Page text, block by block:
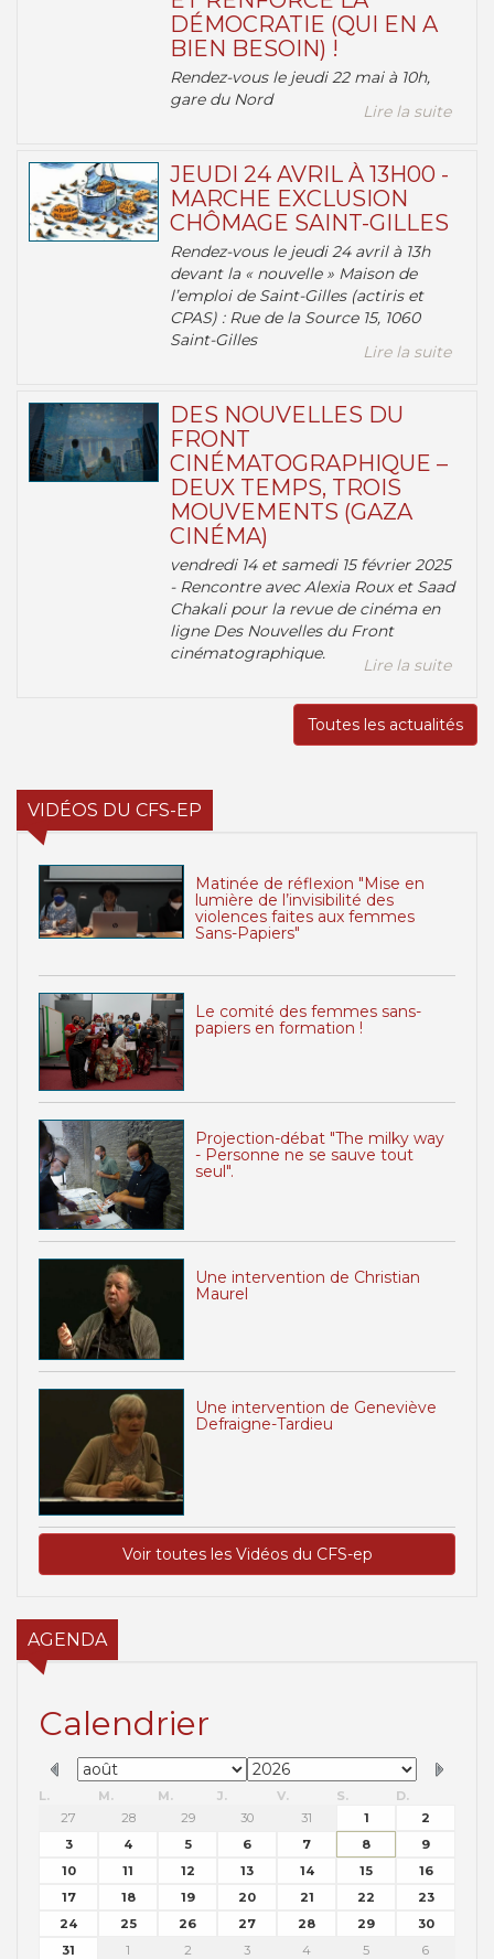
DÉMOCRATIE (QUI EN A
BIEN BESOIN) !
Rendez-vous le jeudi 22 mai à 10h,
gare du Nord
Lire la suite
JEUDI 24 AVRIL À 13H00 -
MARCHE EXCLUSION
CHÔMAGE SAINT-GILLES
Rendez-vous le jeudi 24 avril à 13h
devant la « nouvelle » Maison de
l’emploi de Saint-Gilles (actiris et
CPAS) : Rue de la Source 15, 1060
Saint-Gilles
Lire la suite
DES NOUVELLES DU
FRONT
CINÉMATOGRAPHIQUE –
DEUX TEMPS, TROIS
MOUVEMENTS (GAZA
CINÉMA)
vendredi 14 et samedi 15 février 2025
- Rencontre avec Alexia Roux et Saad
Chakali pour la revue de cinéma en
ligne Des Nouvelles du Front
cinématographique.
Lire la suite
Toutes les actualités
VIDÉOS DU CFS-EP
Matinée de réflexion "Mise en
lumière de l’invisibilité des
violences faites aux femmes
Sans-Papiers"
Le comité des femmes sans-
papiers en formation !
Projection-débat "The milky way
- Personne ne se sauve tout
seul".
Une intervention de Christian
Maurel
Une intervention de Geneviève
Defraigne-Tardieu
Voir toutes les Vidéos du CFS-ep
AGENDA
Calendrier
L. M. M. J. V. S.
D.
27
28 29 30 31 1
2
3
4 5 6 7 8
9
10
11 12 13 14 15
16
17
18 19 20 21 22
23
24
25 26 27 28 29
30
31
1 2 3 4 5 6